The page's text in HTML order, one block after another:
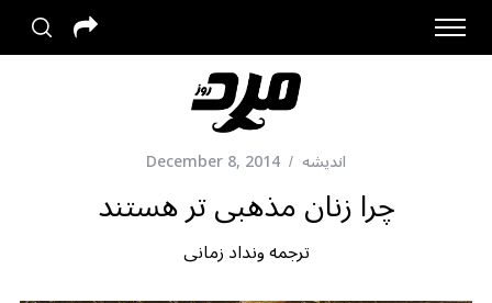
اندیشه December 8, 2014
چرا زنان مذهبی تر هستند
ترجمه ونداد زمانی